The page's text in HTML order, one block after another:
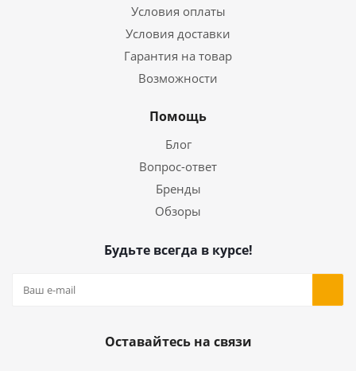
Условия оплаты
Условия доставки
Гарантия на товар
Возможности
Помощь
Блог
Вопрос-ответ
Бренды
Обзоры
Будьте всегда в курсе!
Оставайтесь на связи